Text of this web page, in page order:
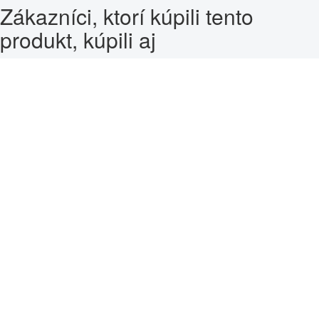
Zákazníci, ktorí kúpili tento
produkt, kúpili aj